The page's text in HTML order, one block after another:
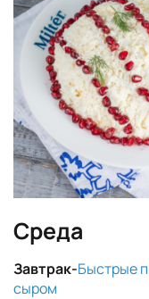
Среда
Завтрак-Быстрые
сыром